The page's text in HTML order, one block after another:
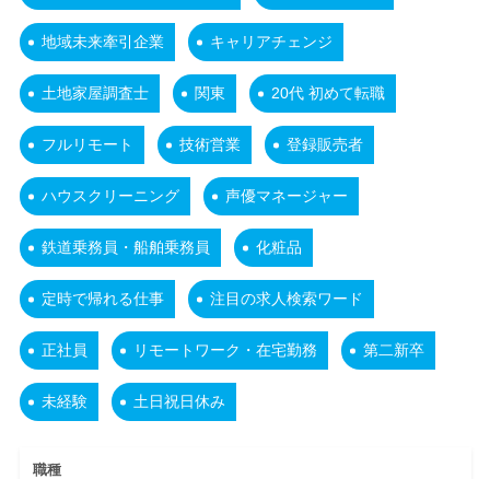
地域未来牽引企業 キャリアチェンジ
土地家屋調査士 関東 20代 初めて転職
フルリモート 技術営業 登録販売者
ハウスクリーニング 声優マネージャー
鉄道乗務員・船舶乗務員 化粧品
定時で帰れる仕事 注目の求人検索ワード
正社員 リモートワーク・在宅勤務 第二新卒
未経験 土日祝日休み
職種